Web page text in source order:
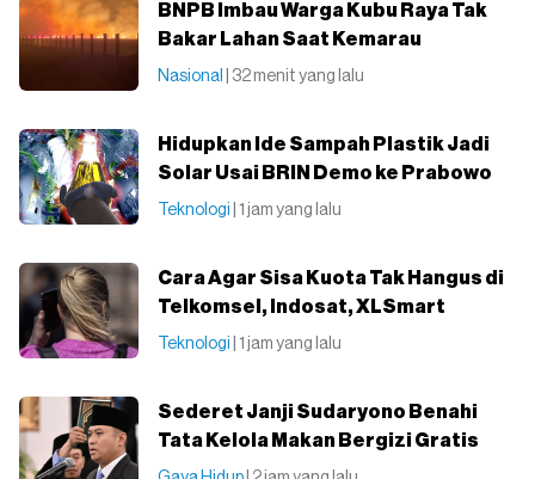
BNPB Imbau Warga Kubu Raya Tak
Bakar Lahan Saat Kemarau
Nasional | 32 menit yang lalu
Hidupkan Ide Sampah Plastik Jadi
Solar Usai BRIN Demo ke Prabowo
Teknologi | 1 jam yang lalu
Cara Agar Sisa Kuota Tak Hangus di
Telkomsel, Indosat, XLSmart
Teknologi | 1 jam yang lalu
Sederet Janji Sudaryono Benahi
Tata Kelola Makan Bergizi Gratis